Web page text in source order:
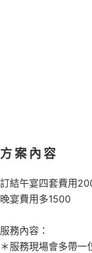
方案內容
訂結午宴四套費用
晚宴費用多1500
服務內容：
＊服務現場會多帶一